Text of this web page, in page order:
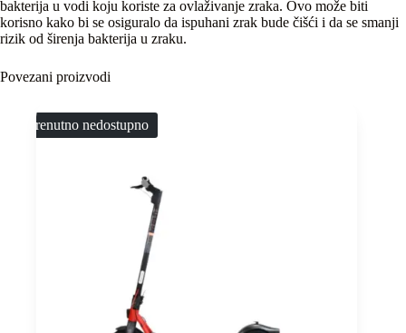
bakterija u vodi koju koriste za ovlaživanje zraka. Ovo može biti
korisno kako bi se osiguralo da ispuhani zrak bude čišći i da se smanji
rizik od širenja bakterija u zraku.
Povezani proizvodi
Trenutno nedostupno